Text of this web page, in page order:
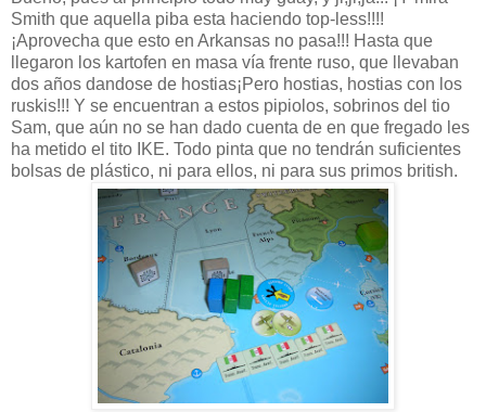
Smith que aquella piba esta haciendo top-less!!!!
¡Aprovecha que esto en Arkansas no pasa!!! Hasta que
llegaron los kartofen en masa vía frente ruso, que llevaban
dos años dandose de hostias¡Pero hostias, hostias con los
ruskis!!! Y se encuentran a estos pipiolos, sobrinos del tio
Sam, que aún no se han dado cuenta de en que fregado les
ha metido el tito IKE. Todo pinta que no tendrán suficientes
bolsas de plástico, ni para ellos, ni para sus primos british.